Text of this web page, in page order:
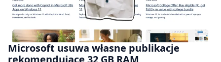
Microsoft usuwa własne publikacje
rekomendujące 32 GB RAM